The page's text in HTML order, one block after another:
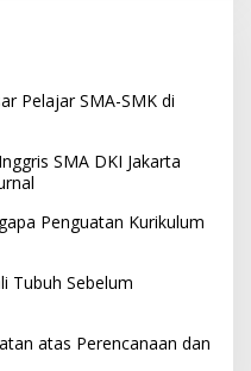
Pelajar SMA-SMK di
SMA DKI Jakarta
Penguatan Kurikulum
Tubuh Sebelum
atas Perencanaan dan